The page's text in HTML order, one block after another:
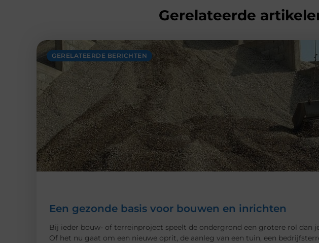
Gerelateerde
GERELATEERDE BERICHTEN
Een gezonde basis voor bouwen en inrichten
Bij ieder bouw- of terreinproject speelt de ondergrond een grotere rol dan
Of het nu gaat om een nieuwe oprit, de aanleg van een tuin, een